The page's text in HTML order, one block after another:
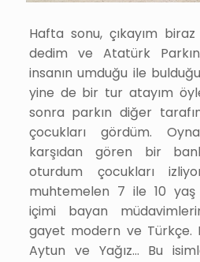
Hafta sonu, çıkayım
dedim ve Atatürk
insanın umduğu ile
yine de bir tur atayım
sonra parkın diğer
çocukları gördüm.
karşıdan gören bir
oturdum çocukları
muhtemelen 7 ile 10 yaş
içimi bayan
gayet modern ve Türkçe.
Aytun ve Yağız… Bu